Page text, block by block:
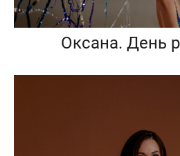
Оксана. День